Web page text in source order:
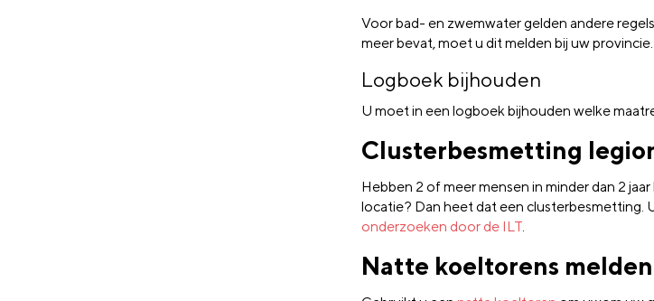
Voor bad- en zwemwater gelden andere
meer bevat, moet u dit melden bij uw provincie.
Logboek bijhouden
U moet in een logboek bijhouden welke
Clusterbesmetting
Hebben 2 of meer mensen in minder dan 2
locatie? Dan heet dat een clusterbesmetting.
onderzoeken door de ILT.
Natte koeltorens melden